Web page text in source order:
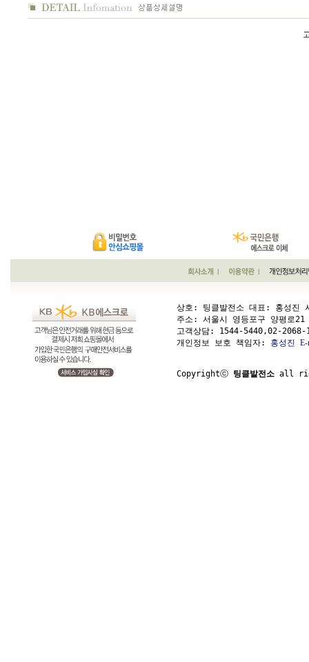
상호: 팅클발전소 대표: 홍성
주소: 서울시 영등포구 양평
고객상담: 1544-5440,02-
개인정보 보호 책임자: 홍성진
Copyrightⓒ 팅클발전소 all